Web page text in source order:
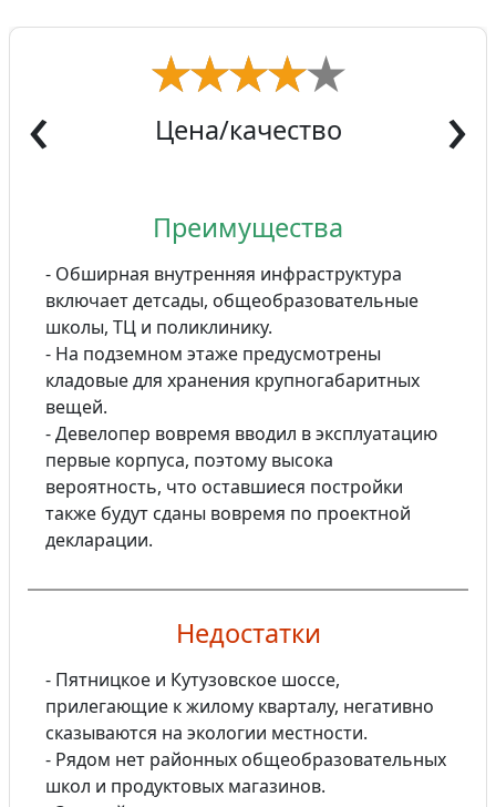
Цена/качество
‹ ›
Преимущества
- Обширная внутренняя инфраструктура
включает детсады, общеобразовательные
школы, ТЦ и поликлинику.
- На подземном этаже предусмотрены
кладовые для хранения крупногабаритных
вещей.
- Девелопер вовремя вводил в эксплуатацию
первые корпуса, поэтому высока
вероятность, что оставшиеся постройки
также будут сданы вовремя по проектной
декларации.
Недостатки
- Пятницкое и Кутузовское шоссе,
прилегающие к жилому кварталу, негативно
сказываются на экологии местности.
- Рядом нет районных общеобразовательных
школ и продуктовых магазинов.